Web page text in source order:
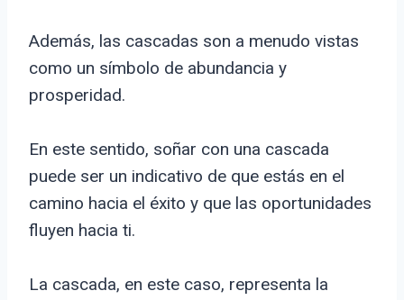
Además, las cascadas son a menudo vistas
como un símbolo de abundancia y
prosperidad.
En este sentido, soñar con una cascada
puede ser un indicativo de que estás en el
camino hacia el éxito y que las oportunidades
fluyen hacia ti.
La cascada, en este caso, representa la